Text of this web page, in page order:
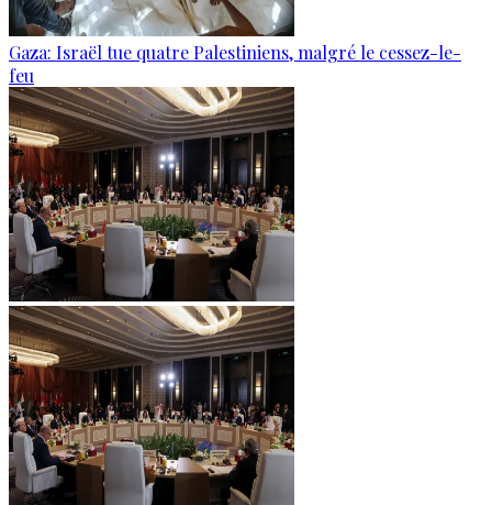
Gaza: Israël tue quatre Palestiniens, malgré le cessez-le-
feu